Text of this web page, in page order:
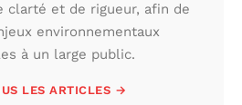
clarté et de rigueur, afin de
environnementaux
à un large public.
LES ARTICLES →